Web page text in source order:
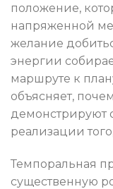
положение,
напряженной
желание
энергии
маршруте к
объясняет,
демонстрируют
реализации
Темпоральная
существенную